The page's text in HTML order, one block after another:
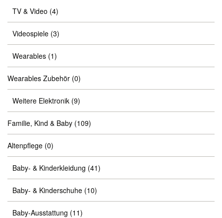
TV & Video (4)
Videospiele (3)
Wearables (1)
Wearables Zubehör (0)
Weitere Elektronik (9)
Familie, Kind & Baby (109)
Altenpflege (0)
Baby- & Kinderkleidung (41)
Baby- & Kinderschuhe (10)
Baby-Ausstattung (11)